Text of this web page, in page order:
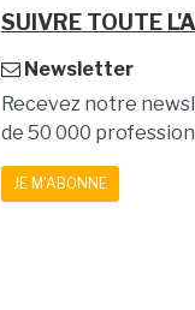
SUIVRE TOUTE
Newsletter
Recevez notre
de 50 000
JE M'ABONNE